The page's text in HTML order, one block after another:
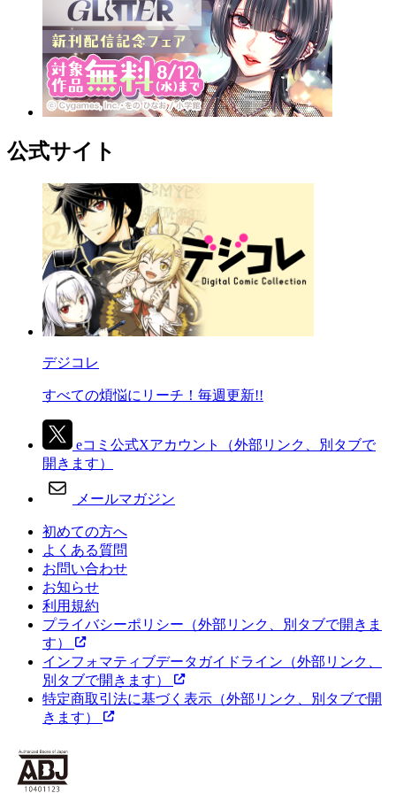
公式サイト
デジコレ
すべての煩悩にリーチ！毎週更新!!
eコミ公式Xアカウント
（外部リンク、別タブで
開きます）
メールマガジン
初めての方へ
よくある質問
お問い合わせ
お知らせ
利用規約
プライバシーポリシー （外部リンク、別タブで開きま
す）
インフォマティブデータガイドライン （外部リンク、
別タブで開きます）
特定商取引法に基づく表示 （外部リンク、別タブで開
きます）